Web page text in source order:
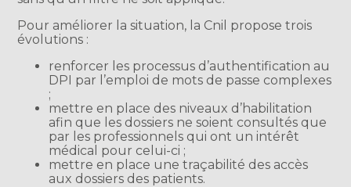
Pour améliorer la situation, la Cnil propose trois
évolutions :
renforcer les processus d’authentification au
DPI par l’emploi de mots de passe complexes
;
mettre en place des niveaux d’habilitation
afin que les dossiers ne soient consultés que
par les professionnels qui ont un intérêt
médical pour celui-ci ;
mettre en place une traçabilité des accès
aux dossiers des patients.